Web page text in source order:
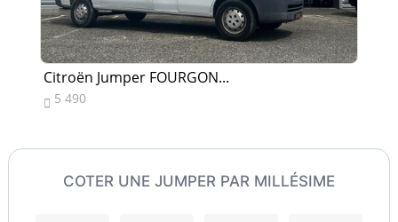
Citroën Jumper FOURGON...
 5 490
COTER UNE JUMPER PAR MILLÉSIME